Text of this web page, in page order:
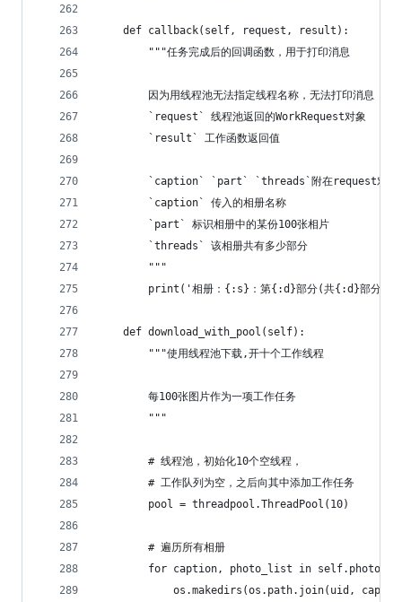
    def callback(self, request, result):
        """任务完成后的回调函数，用于打印消息
        因为用线程池无法指定线程名称，无法打印消息
        `request` 线程池返回的WorkRequest对象
        `result` 工作函数返回值
`caption` `part` `threads`附在request对象
        `caption` 传入的相册名称
        `part` 标识相册中的某份100张相片
        `threads` 该相册共有多少部分
        """
print('相册：{:s}：第{:d}部分(共{:d}部分
    def download_with_pool(self):
        """使用线程池下载,开十个工作线程
        每100张图片作为一项工作任务
        """
        # 线程池，初始化10个空线程，
        # 工作队列为空，之后向其中添加工作任务
        pool = threadpool.ThreadPool(10)
        # 遍历所有相册
for caption, photo_list in
os.makedirs(os.path.join(uid,